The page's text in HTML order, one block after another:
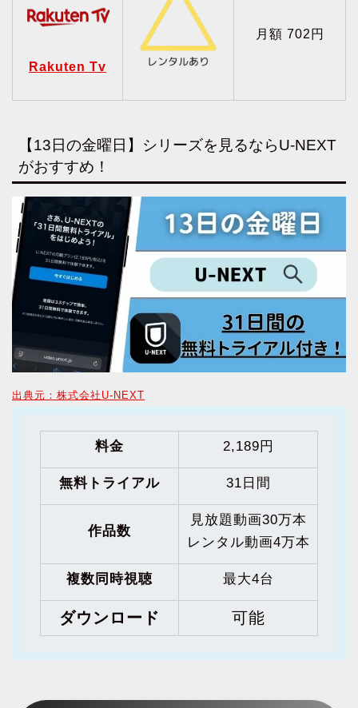
Rakuten Tv
月額 702円
【13日の金曜日】シリーズを見るならU-NEXT
がおすすめ！
出典元：株式会社U-NEXT
料金 2,189円
無料トライアル 31日間
作品数
見放題動画30万本
レンタル動画4万本
複数同時視聴 最大4台
ダウンロード 可能